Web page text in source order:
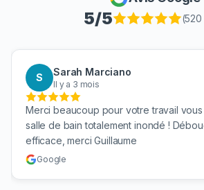
5/5 (520
S Sarah Marciano
Il y a 3 mois
Merci beaucoup pour votre travail
salle de bain totalement inondé !
efficace, merci Guillaume
Google